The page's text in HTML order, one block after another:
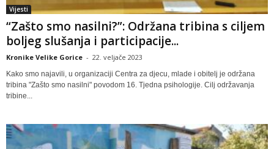
Vijesti
“Zašto smo nasilni?”: Održana tribina s ciljem
boljeg slušanja i participacije...
Kronike Velike Gorice - 22. veljače 2023
Kako smo najavili, u organizaciji Centra za djecu, mlade i obitelj je održana
tribina "Zašto smo nasilni" povodom 16. Tjedna psihologije. Cilj održavanja
tribine...